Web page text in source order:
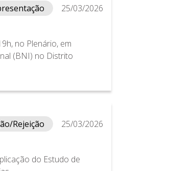
25/03/2026
no Plenário, em
(BNI) no Distrito
Rejeição
25/03/2026
do Estudo de